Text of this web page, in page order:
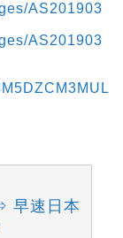
AS201903
AS201903
早速日本